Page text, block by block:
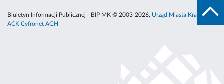
Biuletyn Informacji Publicznej - BIP MK © 2003-2026, Urząd Miasta Krakowa
ACK Cyfronet AGH